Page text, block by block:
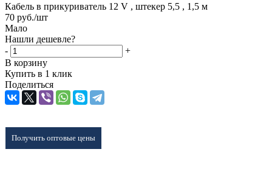
Кабель в прикуриватель 12 V , штекер 5,5 , 1,5 м
70 руб./шт
Мало
Нашли дешевле?
-
+
В корзину
Купить в 1 клик
Поделиться
Получить оптовые цены